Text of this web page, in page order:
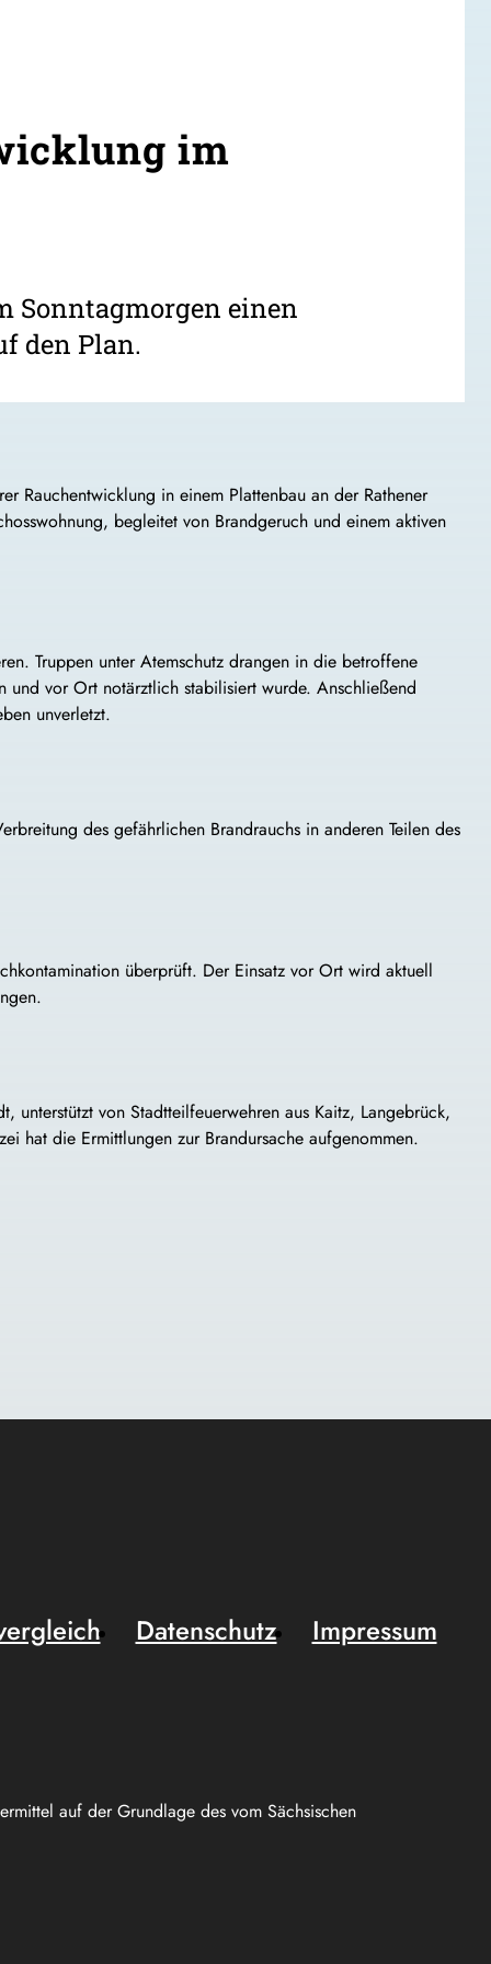
im
Sonntagmorgen einen
den Plan.
Rauchentwicklung in einem Plattenbau an der Rathener
begleitet von Brandgeruch und einem aktiven
Truppen unter Atemschutz drangen in die betroffene
vor Ort notärztlich stabilisiert wurde. Anschließend
unverletzt.
des gefährlichen Brandrauchs in anderen Teilen des
überprüft. Der Einsatz vor Ort wird aktuell
unterstützt von Stadtteilfeuerwehren aus Kaitz, Langebrück,
hat die Ermittlungen zur Brandursache aufgenommen.
auf der Grundlage des vom Sächsischen
Datenschutz
Impressum